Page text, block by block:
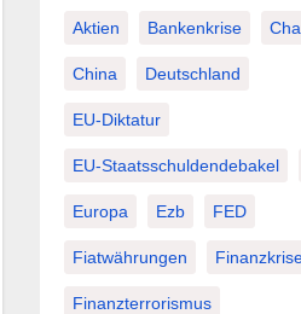
Aktien Bankenkrise
China Deutschland
EU-Diktatur
EU-Staatsschuldendebakel
Europa Ezb FED
Fiatwährungen
Finanzterrorismus